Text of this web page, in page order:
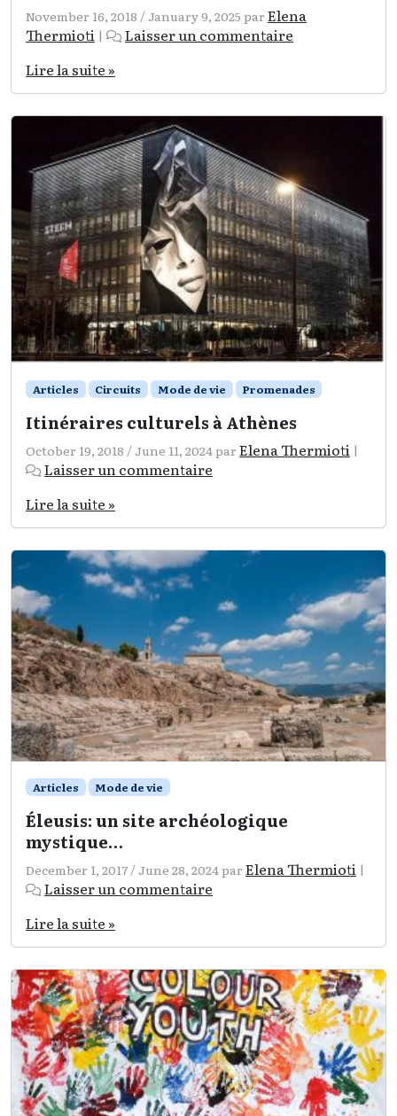
November 16, 2018 /January 9, 2025 par Elena
Thermioti |
Laisser un commentaire
Lire la suite »
Articles Circuits Mode de vie Promenades
Itinéraires culturels à Athènes
October 19, 2018 /June 11, 2024par Elena Thermioti |
Laisser un commentaire
Lire la suite »
Articles Mode de vie
Éleusis: un site archéologique
mystique…
December 1, 2017 /June 28, 2024par Elena Thermioti |
Laisser un commentaire
Lire la suite »